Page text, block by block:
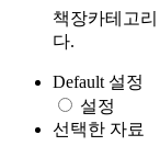
책장카테고
다.
Default 설정
설정
선택한 자료